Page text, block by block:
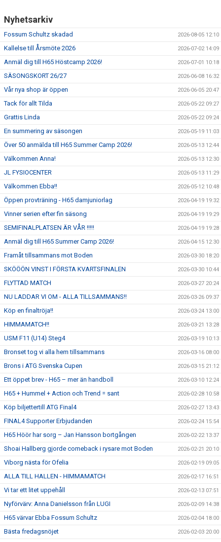
Nyhetsarkiv
Fossum Schultz skadad 2026-08-05 12:10
Kallelse till Årsmöte 2026 2026-07-02 14:09
Anmäl dig till H65 Höstcamp 2026! 2026-07-01 10:18
SÄSONGSKORT 26/27 2026-06-08 16:32
Vår nya shop är öppen 2026-06-05 20:47
Tack för allt Tilda 2026-05-22 09:27
Grattis Linda 2026-05-22 09:24
En summering av säsongen 2026-05-19 11:03
Över 50 anmälda till H65 Summer Camp 2026! 2026-05-13 12:44
Välkommen Anna! 2026-05-13 12:30
JL FYSIOCENTER 2026-05-13 11:29
Välkommen Ebba!! 2026-05-12 10:48
Öppen provträning - H65 damjuniorlag 2026-04-19 19:32
Vinner serien efter fin säsong 2026-04-19 19:29
SEMIFINALPLATSEN ÄR VÅR !!!!! 2026-04-19 19:28
Anmäl dig till H65 Summer Camp 2026! 2026-04-15 12:30
Framåt tillsammans mot Boden 2026-03-30 18:20
SKÖÖÖN VINST I FÖRSTA KVARTSFINALEN 2026-03-30 10:44
FLYTTAD MATCH 2026-03-27 20:24
NU LADDAR VI OM - ALLA TILLSAMMANS!! 2026-03-26 09:37
Köp en finaltröja!! 2026-03-24 13:00
HIMMAMATCH!! 2026-03-21 13:28
USM F11 (U14) Steg4 2026-03-19 10:13
Bronset tog vi alla hem tillsammans 2026-03-16 08:00
Brons i ATG Svenska Cupen 2026-03-15 21:12
Ett öppet brev - H65 – mer än handboll 2026-03-10 12:24
H65 + Hummel + Action och Trend = sant 2026-02-28 10:58
Köp biljettertill ATG Final4 2026-02-27 13:43
FINAL4 Supporter Erbjudanden 2026-02-24 15:54
H65 Höör har sorg – Jan Hansson bortgången 2026-02-22 13:37
Shoai Hallberg gjorde comeback i rysare mot Boden 2026-02-21 20:10
Viborg nästa för Ofelia 2026-02-19 09:05
ALLA TILL HALLEN - HIMMAMATCH 2026-02-17 16:51
Vi tar ett litet uppehåll 2026-02-13 07:51
Nyförvärv: Anna Danielsson från LUGI 2026-02-09 14:38
H65 värvar Ebba Fossum Schultz 2026-02-04 18:00
Bästa fredagsnöjet 2026-02-03 20:00